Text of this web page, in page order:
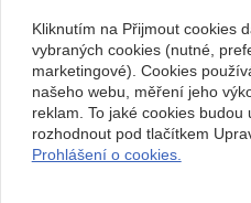
Mapa webu
Kontakt
Svatební studio Forever
Nekonečná 1024, 123 00
Praha
Kliknutím na Přijmout cookies
vybraných cookies (nutné,
marketingové). Cookies
našeho webu, měření jeho
reklam. To jaké cookies
rozhodnout pod tlačítkem
Prohlášení o cookies.